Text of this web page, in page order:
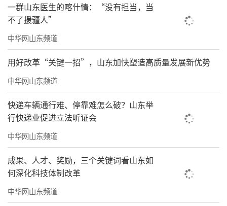
一群山东医生的喀什情：“没有担当，当
不了援疆人”
中华网山东频道
用好改革“关键一招”，山东加快塑造高质量发展新优势
中华网山东频道
快递车辆通行难、停靠难怎么破？山东举
行快递业促进立法听证会
中华网山东频道
成果、人才、奖励，三个关键词看山东如
何深化科技体制改革
中华网山东频道